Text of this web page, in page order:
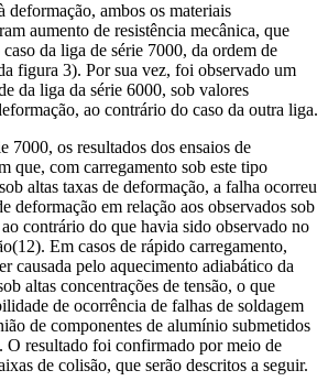
deformação, ambos os materiais
aumento de resistência mecânica, que
da liga de série 7000, da ordem de
figura 3). Por sua vez, foi observado um
da liga da série 6000, sob valores
ao contrário do caso da outra liga.
7000, os resultados dos ensaios de
que, com carregamento sob este tipo
altas taxas de deformação, a falha ocorreu
deformação em relação aos observados sob
contrário do que havia sido observado no
Em casos de rápido carregamento,
causada pelo aquecimento adiabático da
altas concentrações de tensão, o que
de ocorrência de falhas de soldagem
de componentes de alumínio submetidos
O resultado foi confirmado por meio de
de colisão, que serão descritos a seguir.